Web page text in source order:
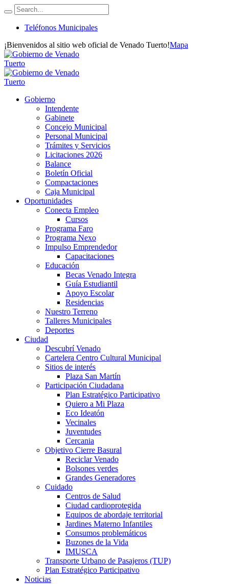
Teléfonos Municipales
¡Bienvenidos al sitio web oficial de Venado Tuerto!Mapa
Gobierno
Intendente
Gabinete
Concejo Municipal
Personal Municipal
Trámites y Servicios
Licitaciones 2026
Balance
Boletín Oficial
Compactaciones
Caja Municipal
Oportunidades
Conecta Empleo
Cursos
Programa Faro
Programa Nexo
Impulso Emprendedor
Capacitaciones
Educación
Becas Venado Integra
Guía Estudiantil
Apoyo Escolar
Residencias
Nuestro Terreno
Talleres Municipales
Deportes
Ciudad
Descubrí Venado
Cartelera Centro Cultural Municipal
Sitios de interés
Plaza San Martín
Participación Ciudadana
Plan Estratégico Participativo
Quiero a Mi Plaza
Eco Ideatón
Vecinales
Juventudes
Cercania
Objetivo Cierre Basural
Reciclar Venado
Bolsones verdes
Grandes Generadores
Cuidado
Centros de Salud
Ciudad cardioprotegida
Equipos de abordaje territorial
Jardines Materno Infantiles
Consumos problemáticos
Buzones de la Vida
IMUSCA
Transporte Urbano de Pasajeros (TUP)
Plan Estratégico Participativo
Noticias